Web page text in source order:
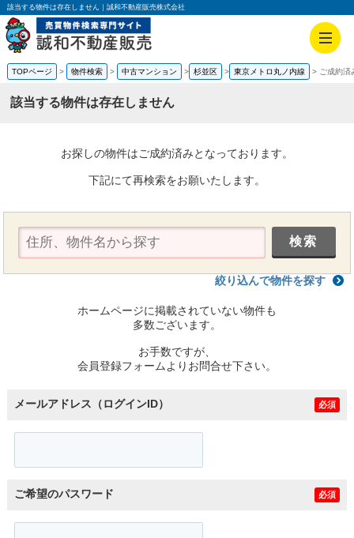
該当する物件は存在しません｜誠和不動産販売株式会社
TOPページ 物件検索 中古マンション 杉並区 東京メトロ丸ノ内線 ご成約済
該当する物件は存在しません
お探しの物件はご成約済みとなっております。
下記にて再検索をお願いたします。
絞り込んで物件を探す
ホームページに掲載されていない物件も
多数ございます。
お手数ですが、
会員登録フォームよりお問合せ下さい。
メールアドレス（ログインID） 必須
ご希望のパスワード 必須